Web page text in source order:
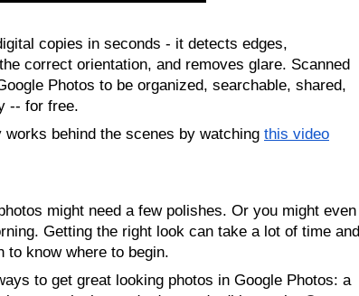
copies in seconds - it detects edges,
correct orientation, and removes glare. Scanned
Photos to be organized, searchable, shared,
-- for free.
behind the scenes by watching this video
might need a few polishes. Or you might even
Getting the right look can take a lot of time and
to know where to begin.
to get great looking photos in Google Photos: a